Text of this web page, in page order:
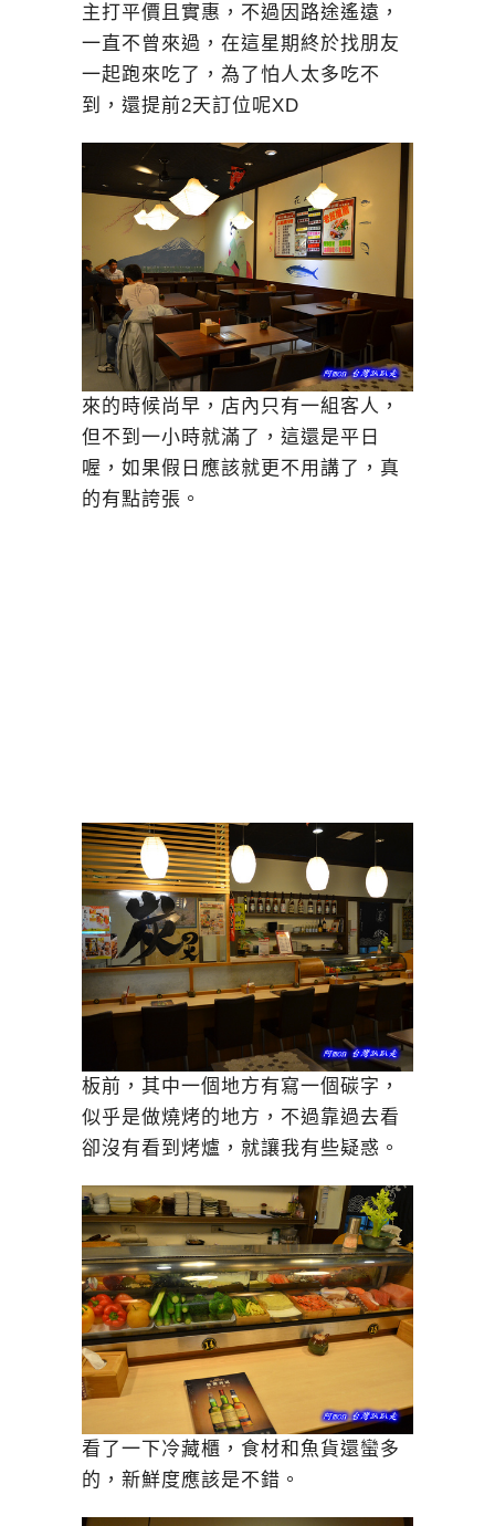
主打平價且實惠，不過因路途遙遠，
一直不曾來過，在這星期終於找朋友
一起跑來吃了，為了怕人太多吃不
到，還提前2天訂位呢XD
來的時候尚早，店內只有一組客人，
但不到一小時就滿了，這還是平日
喔，如果假日應該就更不用講了，真
的有點誇張。
板前，其中一個地方有寫一個碳字，
似乎是做燒烤的地方，不過靠過去看
卻沒有看到烤爐，就讓我有些疑惑。
看了一下冷藏櫃，食材和魚貨還蠻多
的，新鮮度應該是不錯。